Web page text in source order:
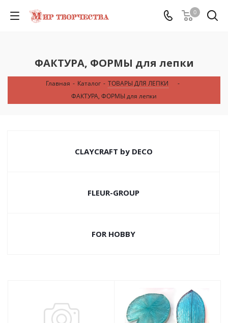
0
ФАКТУРА, ФОРМЫ для лепки
Главная - Каталог - ТОВАРЫ ДЛЯ ЛЕПКИ
-
ФАКТУРА, ФОРМЫ для лепки
CLAYCRAFT by DECO
FLEUR-GROUP
FOR HOBBY